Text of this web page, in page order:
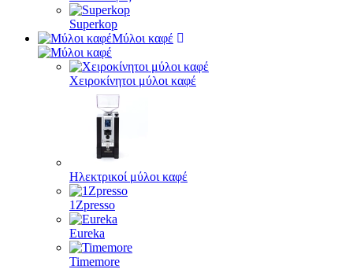
Superkop
Μύλοι καφέ
Χειροκίνητοι μύλοι καφέ
Ηλεκτρικοί μύλοι καφέ
1Zpresso
Eureka
Timemore